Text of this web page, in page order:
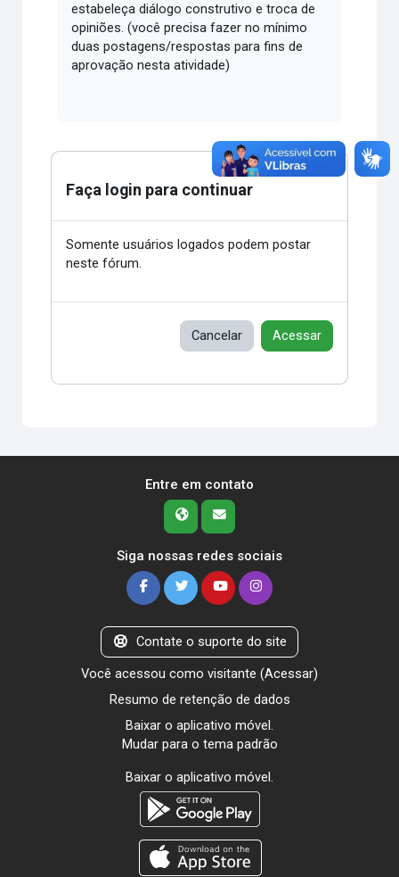
estabeleça diálogo construtivo e troca de
opiniões. (você precisa fazer no mínimo
duas postagens/respostas para fins de
aprovação nesta atividade)
Faça login para continuar
Somente usuários logados podem postar
neste fórum.
Cancelar Acessar
Entre em contato
Siga nossas redes sociais
Contate o suporte do site
Você acessou como visitante (Acessar)
Resumo de retenção de dados
Baixar o aplicativo móvel.
Mudar para o tema padrão
Baixar o aplicativo móvel.